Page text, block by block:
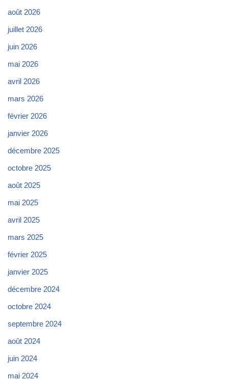
août 2026
juillet 2026
juin 2026
mai 2026
avril 2026
mars 2026
février 2026
janvier 2026
décembre 2025
octobre 2025
août 2025
mai 2025
avril 2025
mars 2025
février 2025
janvier 2025
décembre 2024
octobre 2024
septembre 2024
août 2024
juin 2024
mai 2024